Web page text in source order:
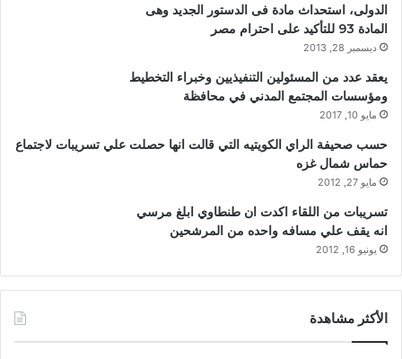
الدولى، استحداث مادة فى الدستور الجديد وهى
المادة 93 للتأكيد على احترام مصر
ديسمبر 28, 2013
يعقد عدد من المسئولين التنفيذيين وخبراء التخطيط
ومؤسسات المجتمع المدني في محافظة
مايو 10, 2017
حسب صحيفة الراي الكويتيه التي قالت انها حصلت علي تسريبات لاجتماع
حماس شمال غزه
مايو 27, 2012
تسريبات من اللقاء اكدت ان طنطاوي ابلغ مرسي
انه يقف علي مسافه واحده من المرشحين
يونيو 16, 2012
الأكثر مشاهدة